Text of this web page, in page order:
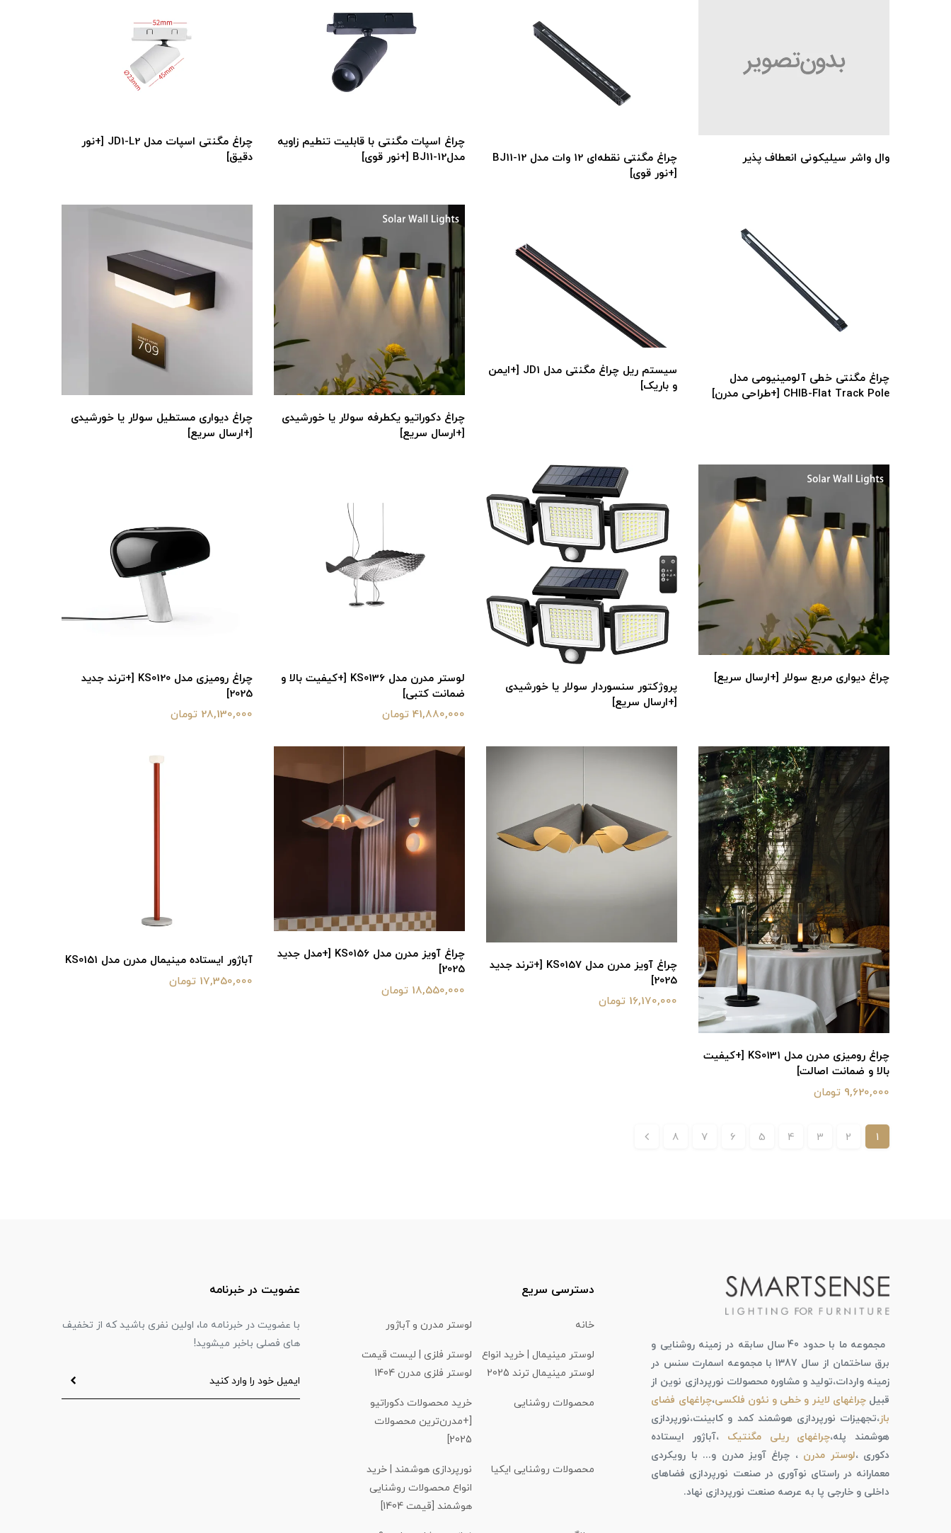
وال واشر سیلیکونی انعطاف پذیر
چراغ مگنتی نقطه‌ای 12 وات مدل BJ11-12
[+نور قوی]
چراغ اسپات مگنتی با قابلیت تنطیم زاویه
مدلBJ11-12 [+نور قوی]
چراغ مگنتی اسپات مدل JD1-L2 [+نور
دقیق]
چراغ مگنتی خطی آلومینیومی مدل
CHIB-Flat Track Pole [+طراحی مدرن]
سیستم ریل چراغ مگنتی مدل JD1 [+ایمن
و باریک]
چراغ دکوراتیو یکطرفه سولار یا خورشیدی
[+ارسال سریع]
چراغ دیواری مستطیل سولار یا خورشیدی
[+ارسال سریع]
چراغ دیواری مربع سولار [+ارسال سریع]
پروژکتور سنسوردار سولار یا خورشیدی
[+ارسال سریع]
لوستر مدرن مدل KS0136 [+کیفیت بالا و
ضمانت کتبی]
41,880,000 تومان
چراغ رومیزی مدل KS0120 [+ترند جدید
2025]
28,130,000 تومان
چراغ رومیزی مدرن مدل KS0131 [+کیفیت
بالا و ضمانت اصالت]
9,620,000 تومان
چراغ آویز مدرن مدل KS0157 [+ترند جدید
2025]
16,170,000 تومان
چراغ آویز مدرن مدل KS0156 [+مدل جدید
2025]
18,550,000 تومان
آباژور ایستاده مینیمال مدرن مدل KS0151
17,350,000 تومان
1
2
3
4
5
6
7
8
مجموعه ما با حدود 40 سال سابقه در زمینه روشنایی و
برق ساختمان از سال 1387 با مجموعه اسمارت سنس در
زمینه واردات،تولید و مشاوره محصولات نورپردازی نوین از
قبیلچراغهای لاینر و خطی و نئون فلکسی،چراغهای فضای
باز،تجهیزات نورپردازی هوشمند کمد و کابینت،نورپردازی
هوشمند پله،چراغهای ریلی مگنتیک ،آباژور ایستاده
دکوری ،لوستر مدرن ، چراغ آویز مدرن و... با رویکردی
معمارانه در راستای نوآوری در صنعت نورپردازی فضاهای
داخلی و خارجی پا به عرصه صنعت نورپردازی نهاد.
دسترسی سریع
خانه لوستر مدرن و آباژور
لوستر مینیمال | خرید انواع
لوستر مینیمال ترند 2025
لوستر فلزی | لیست قیمت
لوستر فلزی مدرن 1404
محصولات روشنایی
خرید محصولات دکوراتیو
[+مدرن‌ترین محصولات
2025]
محصولات روشنایی ایکیا
نورپردازی هوشمند | خرید
انواع محصولات روشنایی
هوشمند [قیمت 1404]
عضویت در خبرنامه
با عضویت در خبرنامه ما، اولین نفری باشید که از تخفیف
های فصلی باخبر میشوید!